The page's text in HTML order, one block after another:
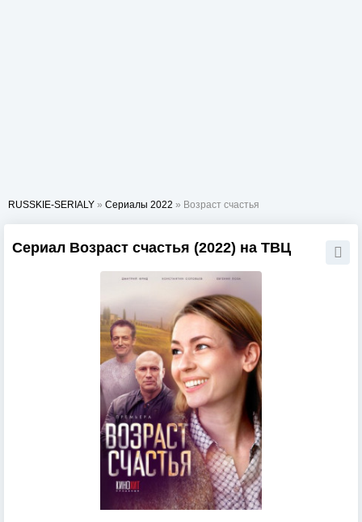
RUSSKIE-SERIALY » Сериалы 2022 » Возраст счастья
Сериал Возраст счастья (2022) на ТВЦ